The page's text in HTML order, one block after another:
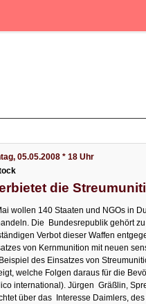
05.05.2008 * 18 Uhr
die
wollen 140 Staaten und NGOs in
Die Bundesrepublik gehört
Verbot dieser Waffen
von Kernmunition mit neuen
des Einsatzes von
welche Folgen daraus für die
international). Jürgen Gräßlin,
über das Interesse Daimlers,